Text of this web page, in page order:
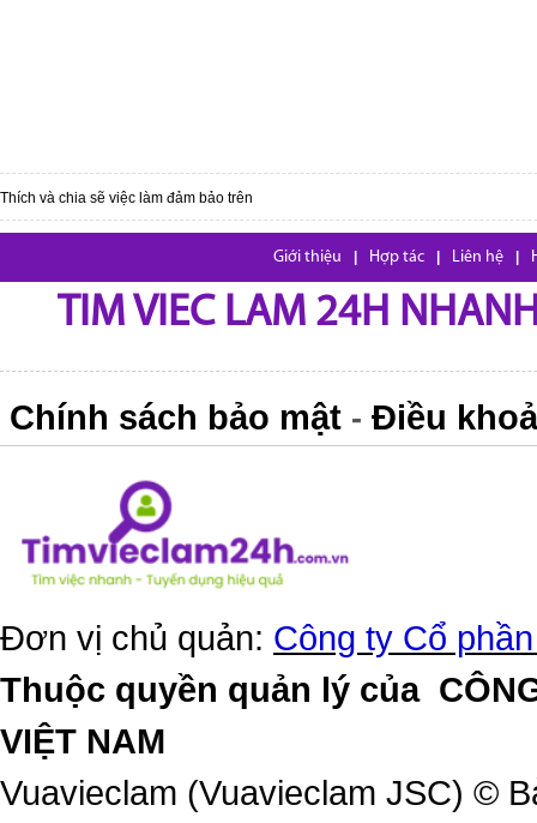
Thích và chia sẽ việc làm đảm bảo trên
Giới thiệu Hợp tác Liên hệ
TIM VIEC LAM 24H
Chính sách bảo mật - Điều
Đơn vị chủ quản: Công ty Cổ
Thuộc quyền quản lý của
VIỆT NAM
Vuavieclam (Vuavieclam JSC) ©